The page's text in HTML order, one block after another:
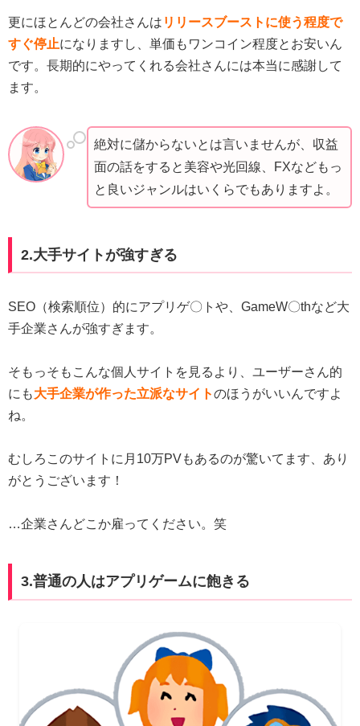
更にほとんどの会社さんは リリースブーストに使う程度で
すぐ停止になりますし、単価もワンコイン程度とお安いん
です。長期的にやってくれる会社さんには本当に感謝して
ます。
絶対に儲からないとは言いませんが、収益
面の話をすると美容や光回線、FXなどもっ
と良いジャンルはいくらでもありますよ。
2.大手サイトが強すぎる
SEO（検索順位）的にアプリゲ〇トや、GameW〇thなど大
手企業さんが強すぎます。
そもっそもこんな個人サイトを見るより、ユーザーさん的
にも大手企業が作った立派なサイトのほうがいいんですよ
ね。
むしろこのサイトに月10万PVもあるのが驚いてます、あり
がとうございます！
…企業さんどこか雇ってください。笑
3.普通の人はアプリゲームに飽きる